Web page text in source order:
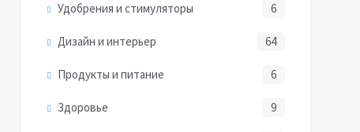
Удобрения и стимуляторы 6
Дизайн и интерьер 64
Продукты и питание 6
Здоровье 9